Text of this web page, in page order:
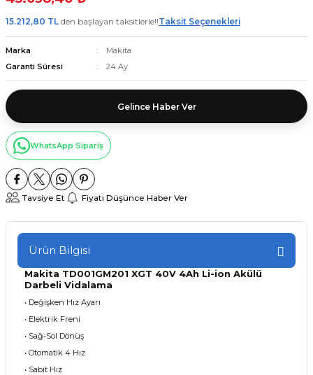
15.212,80 TL den başlayan taksitlerle!!Taksit Seçenekleri
Marka
Makita
Garanti Süresi
24 Ay
Gelince Haber Ver
WhatsApp Sipariş
Tavsiye Et Fiyatı Düşünce Haber Ver
Ürün Bilgisi
Makita TD001GM201 XGT 40V 4Ah Li-ion Akülü
Darbeli Vidalama
• Değişken Hız Ayarı
• Elektrik Freni
• Sağ-Sol Dönüş
• Otomatik 4 Hız
• Sabit Hız